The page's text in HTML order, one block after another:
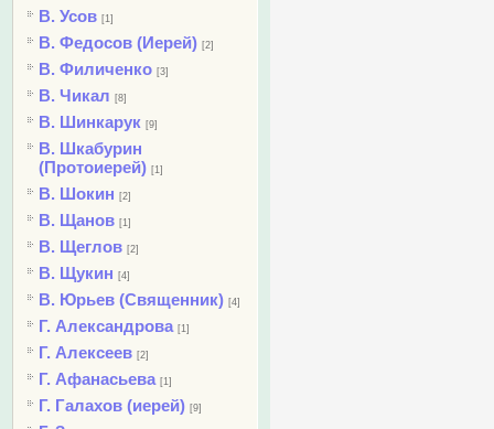
В. Усов [1]
В. Федосов (Иерей) [2]
В. Филиченко [3]
В. Чикал [8]
В. Шинкарук [9]
В. Шкабурин
(Протоиерей) [1]
В. Шокин [2]
В. Щанов [1]
В. Щеглов [2]
В. Щукин [4]
В. Юрьев (Священник) [4]
Г. Александрова [1]
Г. Алексеев [2]
Г. Афанасьева [1]
Г. Галахов (иерей) [9]